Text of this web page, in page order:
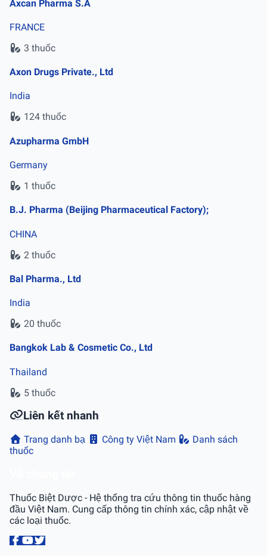
Axcan Pharma S.A
FRANCE
3 thuốc
Axon Drugs Private., Ltd
India
124 thuốc
Azupharma GmbH
Germany
1 thuốc
B.J. Pharma (Beijing Pharmaceutical Factory);
CHINA
2 thuốc
Bal Pharma., Ltd
India
20 thuốc
Bangkok Lab & Cosmetic Co., Ltd
Thailand
5 thuốc
Liên kết nhanh
Trang danh bạ Công ty Việt Nam
Danh sách
thuốc
Thuốc Biệt Dược - Hệ thống tra cứu thông tin thuốc hàng
đầu Việt Nam. Cung cấp thông tin chính xác, cập nhật về
các loại thuốc.